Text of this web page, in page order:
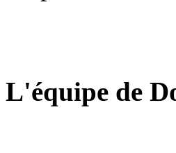
L'équipe de